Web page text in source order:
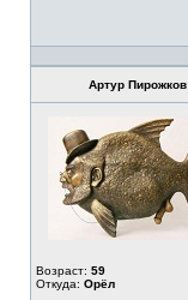
Артур Пирожков
Возраст: 59
Откуда: Орёл